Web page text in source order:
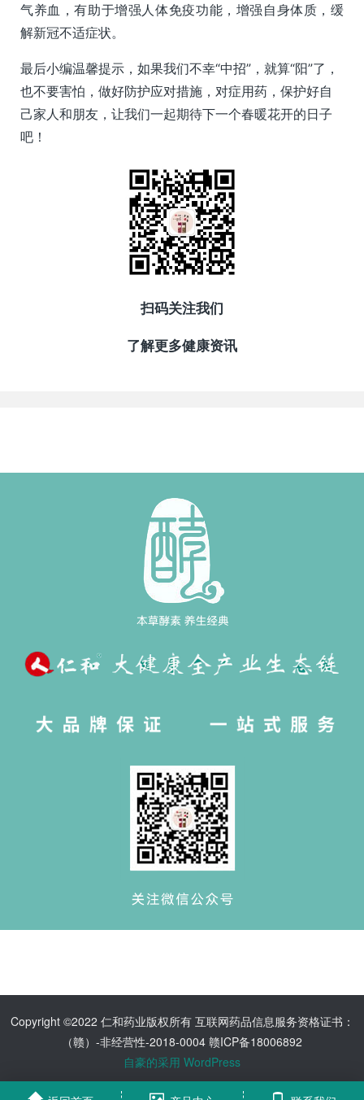
气养血，有助于增强人体免疫功能，增强自身体质，缓
解新冠不适症状。
最后小编温馨提示，如果我们不幸“中招”，就算“阳”了，
也不要害怕，做好防护应对措施，对症用药，保护好自
己家人和朋友，让我们一起期待下一个春暖花开的日子
吧！
扫码关注我们
了解更多健康资讯
Copyright ©2022 仁和药业版权所有 互联网药品信息服务资格证书：
（赣）-非经营性-2018-0004 赣ICP备18006892
自豪的采用 WordPress